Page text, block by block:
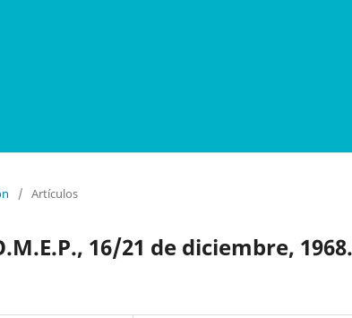
/ Artículos
16/21 de diciembre, 1968.